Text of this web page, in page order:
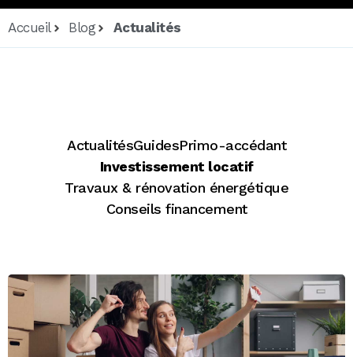
Accueil Blog Actualités
ActualitésGuidesPrimo-accédant
Investissement locatif
Travaux & rénovation énergétique
Conseils financement